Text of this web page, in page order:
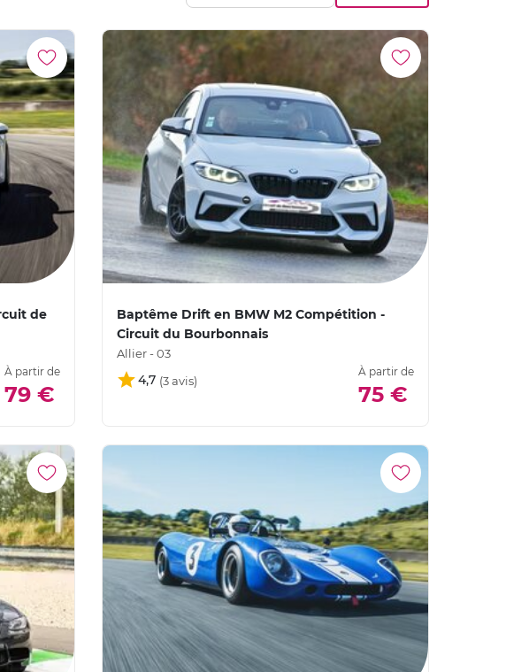
de
À partir de
79 €
Baptême Drift en BMW M2 Compétition -
Circuit du Bourbonnais
Allier - 03
4,7
À partir de
75 €